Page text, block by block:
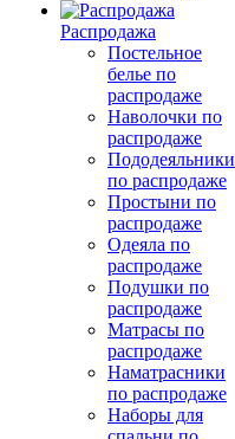
Распродажа
Постельное
белье по
распродаже
Наволочки по
распродаже
Пододеяльники
по распродаже
Простыни по
распродаже
Одеяла по
распродаже
Подушки по
распродаже
Матрасы по
распродаже
Наматрасники
по распродаже
Наборы для